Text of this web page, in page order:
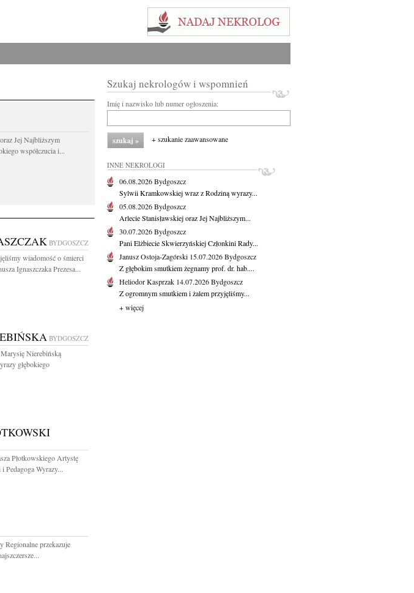
Jej Najbliższym
współczucia i...
BYDGOSZCZ
wiadomość o śmierci
Ignaszczaka Prezesa...
BYDGOSZCZ
Nierebińską
głębokiego
Płotkowskiego Artystę
Pedagoga Wyrazy...
Regionalne przekazuje
Szukaj nekrologów i wspomnień
Imię i nazwisko lub numer ogłoszenia:
+ szukanie zaawansowane
INNE NEKROLOGI
06.08.2026Bydgoszcz
Sylwii Kramkowskiej wraz z Rodziną wyrazy...
05.08.2026Bydgoszcz
Arlecie Stanisławskiej oraz Jej Najbliższym...
30.07.2026Bydgoszcz
Pani Elżbiecie Skwierzyńskiej Członkini Rady...
Janusz Ostoja-Zagórski 15.07.2026Bydgoszcz
Z głębokim smutkiem żegnamy prof. dr. hab....
Heliodor Kasprzak 14.07.2026Bydgoszcz
Z ogromnym smutkiem i żalem przyjęliśmy...
+ więcej